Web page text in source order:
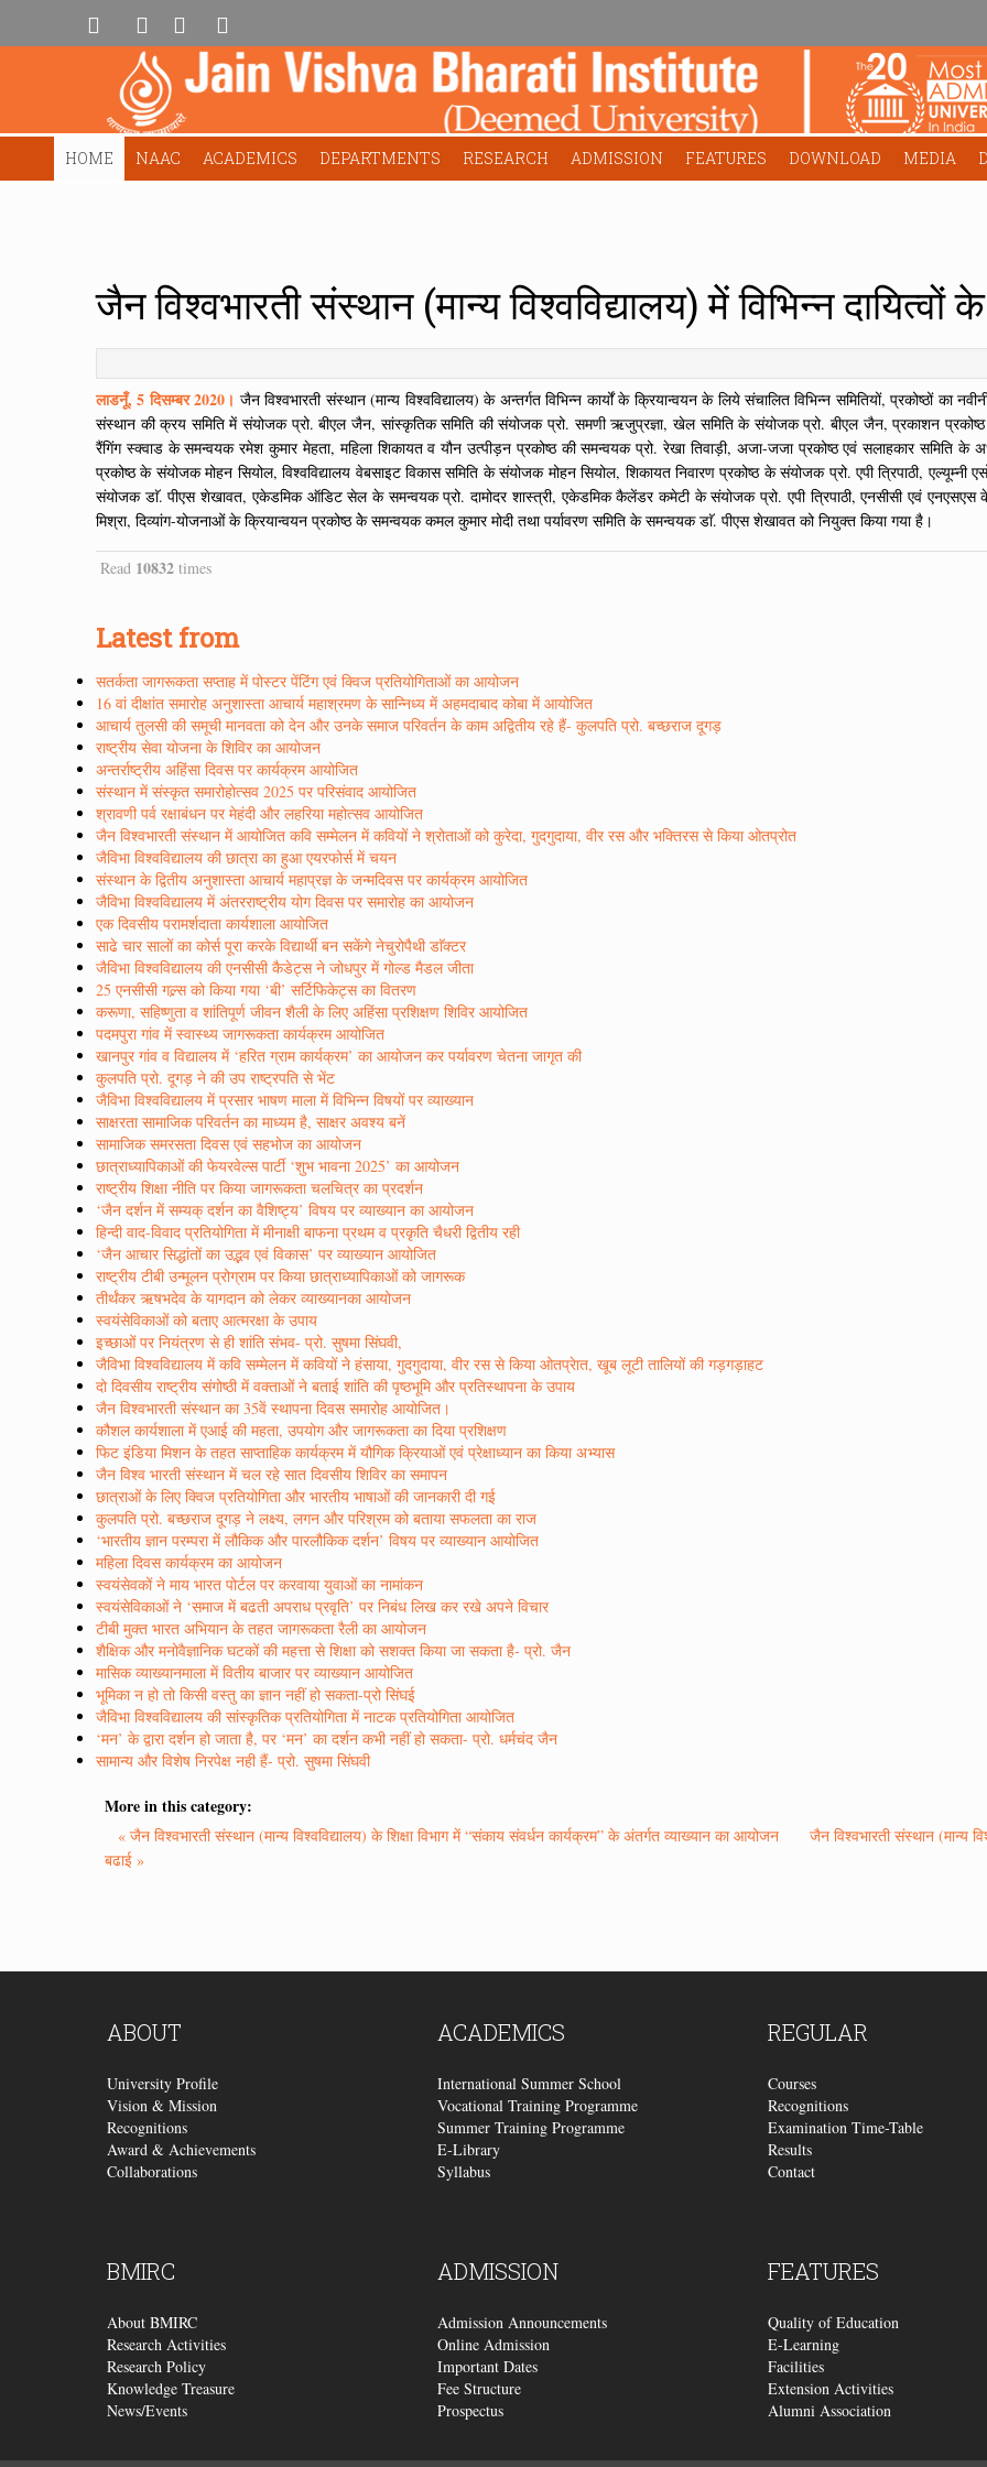
HOME NAAC ACADEMICS DEPARTMENTS RESEARCH ADMISSION FEATURES DOWNLOAD MEDIA
जैन विश्वभारती संस्थान (मान्य विश्वविद्यालय) में विभिन्न
लाडनूँ, 5 दिसम्बर 2020। जैन विश्वभारती संस्थान (मान्य विश्वविद्यालय) के अन्तर्गत विभिन्न कार्यों के क्रियान्वयन के लिये संचालित विभिन्न समितियों, प्रकोष्ठों का
संस्थान की क्रय समिति में संयोजक प्रो. बीएल जैन, सांस्कृतिक समिति की संयोजक प्रो. समणी ऋजुप्रज्ञा, खेल समिति के संयोजक प्रो. बीएल जैन, प्रकाशन
रैंगिंग स्क्वाड के समन्वयक रमेश कुमार मेहता, महिला शिकायत व यौन उत्पीड़न प्रकोष्ठ की समन्वयक प्रो. रेखा तिवाड़ी, अजा-जजा प्रकोष्ठ एवं सलाहकार समिति
प्रकोष्ठ के संयोजक मोहन सियोल, विश्वविद्यालय वेबसाइट विकास समिति के संयोजक मोहन सियोल, शिकायत निवारण प्रकोष्ठ के संयोजक प्रो. एपी त्रिपाठी,
संयोजक डाॅ. पीएस शेखावत, एकेडमिक ऑडिट सेल के समन्वयक प्रो. दामोदर शास्त्री, एकेडमिक कैलेंडर कमेटी के संयोजक प्रो. एपी त्रिपाठी, एनसीसी एवं एनएसएस के
मिश्रा, दिव्यांग-योजनाओं के क्रियान्वयन प्रकोष्ठ केे समन्वयक कमल कुमार मोदी तथा पर्यावरण समिति के समन्वयक डाॅ. पीएस शेखावत को नियुक्त किया गया है।
Read 10832 times
Latest from
सतर्कता जागरूकता सप्ताह में पोस्टर पेंटिंग एवं क्विज प्रतियोगिताओं का आयोजन
16 वां दीक्षांत समारोह अनुशास्ता आचार्य महाश्रमण के सान्निध्य में अहमदाबाद कोबा में आयोजित
आचार्य तुलसी की समूची मानवता को देन और उनके समाज परिवर्तन के काम अद्वितीय रहे हैं- कुलपति प्रो. बच्छराज दूगड़
राष्ट्रीय सेवा योजना के शिविर का आयोजन
अन्तर्राष्ट्रीय अहिंसा दिवस पर कार्यक्रम आयोजित
संस्थान में संस्कृत समारोहोत्सव 2025 पर परिसंवाद आयोजित
श्रावणी पर्व रक्षाबंधन पर मेहंदी और लहरिया महोत्सव आयोजित
जैन विश्वभारती संस्थान में आयोजित कवि सम्मेलन में कवियों ने श्रोताओं को कुरेदा, गुदगुदाया, वीर रस और भक्तिरस से किया ओतप्रोत
जैविभा विश्वविद्यालय की छात्रा का हुआ एयरफोर्स में चयन
संस्थान के द्वितीय अनुशास्ता आचार्य महाप्रज्ञ के जन्मदिवस पर कार्यक्रम आयोजित
जैविभा विश्वविद्यालय में अंतरराष्ट्रीय योग दिवस पर समारोह का आयोजन
एक दिवसीय परामर्शदाता कार्यशाला आयोजित
साढे चार सालों का कोर्स पूरा करके विद्यार्थी बन सकेंगे नेचुरोपैथी डाॅक्टर
जैविभा विश्वविद्यालय की एनसीसी कैडेट्स ने जोधपुर में गोल्ड मैडल जीता
25 एनसीसी गल्र्स को किया गया ‘बी’ सर्टिफिकेट्स का वितरण
करूणा, सहिष्णुता व शांतिपूर्ण जीवन शैली के लिए अहिंसा प्रशिक्षण शिविर आयोजित
पदमपुरा गांव में स्वास्थ्य जागरूकता कार्यक्रम आयोजित
खानपुर गांव व विद्यालय में ‘हरित ग्राम कार्यक्रम’ का आयोजन कर पर्यावरण चेतना जागृत की
कुलपति प्रो. दूगड़ ने की उप राष्ट्रपति से भेंट
जैविभा विश्वविद्यालय में प्रसार भाषण माला में विभिन्न विषयों पर व्याख्यान
साक्षरता सामाजिक परिवर्तन का माध्यम है, साक्षर अवश्य बनें
सामाजिक समरसता दिवस एवं सहभोज का आयोजन
छात्राध्यापिकाओं की फेयरवेल्स पार्टी ‘शुभ भावना 2025’ का आयोजन
राष्ट्रीय शिक्षा नीति पर किया जागरूकता चलचित्र का प्रदर्शन
‘जैन दर्शन में सम्यक् दर्शन का वैशिष्ट्य’ विषय पर व्याख्यान का आयोजन
हिन्दी वाद-विवाद प्रतियोगिता में मीनाक्षी बाफना प्रथम व प्रकृति चैधरी द्वितीय रही
‘जैन आचार सिद्धांतों का उद्भव एवं विकास’ पर व्याख्यान आयोजित
राष्ट्रीय टीबी उन्मूलन प्रोग्राम पर किया छात्राध्यापिकाओं को जागरूक
तीर्थंकर ऋषभदेव के यागदान को लेकर व्याख्यानका आयोजन
स्वयंसेविकाओं को बताए आत्मरक्षा के उपाय
इच्छाओं पर नियंत्रण से ही शांति संभव- प्रो. सुषमा सिंघवी,
जैविभा विश्वविद्यालय में कवि सम्मेलन में कवियों ने हंसाया, गुदगुदाया, वीर रस से किया ओतप्रेात, खूब लूटी तालियों की गड़गड़ाहट
दो दिवसीय राष्ट्रीय संगोष्ठी में वक्ताओं ने बताई शांति की पृष्ठभूमि और प्रतिस्थापना के उपाय
जैन विश्वभारती संस्थान का 35वें स्थापना दिवस समारोह आयोजित।
कौशल कार्यशाला में एआई की महता, उपयोग और जागरूकता का दिया प्रशिक्षण
फिट इंडिया मिशन के तहत साप्ताहिक कार्यक्रम में यौगिक क्रियाओं एवं प्रेक्षाध्यान का किया अभ्यास
जैन विश्व भारती संस्थान में चल रहे सात दिवसीय शिविर का समापन
छात्राओं के लिए क्विज प्रतियोगिता और भारतीय भाषाओं की जानकारी दी गई
कुलपति प्रो. बच्छराज दूगड़ ने लक्ष्य, लगन और परिश्रम को बताया सफलता का राज
‘भारतीय ज्ञान परम्परा में लौकिक और पारलौकिक दर्शन’ विषय पर व्याख्यान आयोजित
महिला दिवस कार्यक्रम का आयोजन
स्वयंसेवकों ने माय भारत पोर्टल पर करवाया युवाओं का नामांकन
स्वयंसेविकाओं ने ‘समाज में बढती अपराध प्रवृति’ पर निबंध लिख कर रखे अपने विचार
टीबी मुक्त भारत अभियान के तहत जागरूकता रैली का आयोजन
शैक्षिक और मनोवैज्ञानिक घटकों की महत्ता से शिक्षा को सशक्त किया जा सकता है- प्रो. जैन
मासिक व्याख्यानमाला में वितीय बाजार पर व्याख्यान आयोजित
भूमिका न हो तो किसी वस्तु का ज्ञान नहीं हो सकता-प्रो सिंघई
जैविभा विश्वविद्यालय की सांस्कृतिक प्रतियोगिता में नाटक प्रतियोगिता आयोजित
‘मन’ के द्वारा दर्शन हो जाता है, पर ‘मन’ का दर्शन कभी नहीं हो सकता- प्रो. धर्मचंद जैन
सामान्य और विशेष निरपेक्ष नही हैं- प्रो. सुषमा सिंघवी
More in this category:
« जैन विश्वभारती संस्थान (मान्य विश्वविद्यालय) के शिक्षा विभाग में “संकाय संवर्धन कार्यक्रम” के अंतर्गत व्याख्यान का आयोजन
जैन विश्वभारती संस्थान (मान्य
बढाई »
ABOUT
University Profile
Vision & Mission
Recognitions
Award & Achievements
Collaborations
BMIRC
About BMIRC
Research Activities
Research Policy
Knowledge Treasure
News/Events
ACADEMICS
International Summer School
Vocational Training Programme
Summer Training Programme
E-Library
Syllabus
ADMISSION
Admission Announcements
Online Admission
Important Dates
Fee Structure
Prospectus
REGULAR
Courses
Recognitions
Examination Time-Table
Results
Contact
FEATURES
Quality of Education
E-Learning
Facilities
Extension Activities
Alumni Association